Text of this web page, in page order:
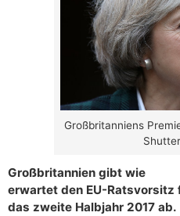
Großbritanniens
Großbritannien gibt wie
erwartet den EU-Ratsvorsitz
das zweite Halbjahr 2017 ab.